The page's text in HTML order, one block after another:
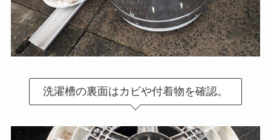
洗濯槽の裏面はカビや付着物を確認。